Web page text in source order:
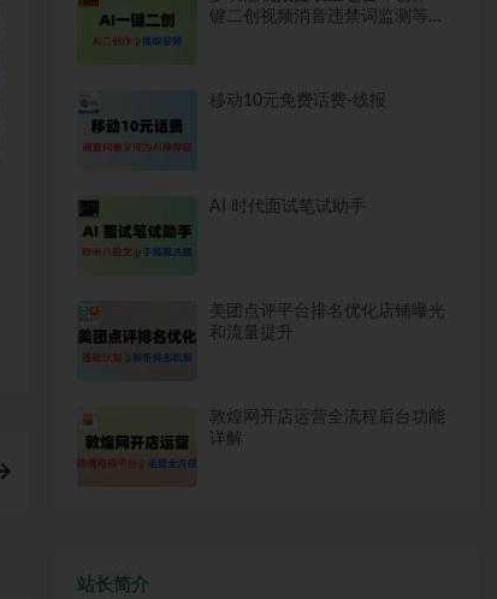
键二创视频消音违禁词监测等永
移动10元免费话费-线报
AI 时代面试笔试助手
美团点评平台排名优化店铺曝光
和流量提升
敦煌网开店运营全流程后台功能
详解
站长简介